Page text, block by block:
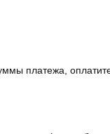
платежа,